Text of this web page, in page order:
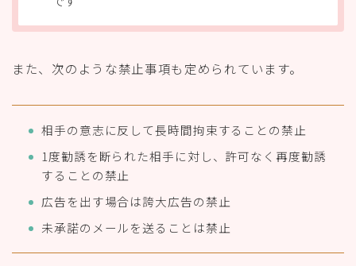
また、次のような禁止事項も定められています。
相手の意志に反して長時間拘束することの禁止
1度勧誘を断られた相手に対し、許可なく再度勧誘
することの禁止
広告を出す場合は誇大広告の禁止
未承諾のメールを送ることは禁止